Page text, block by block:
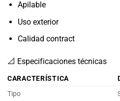
Apilable
Uso exterior
Calidad contract
📐 Especificaciones técnicas
CARACTERÍSTICA
Tipo